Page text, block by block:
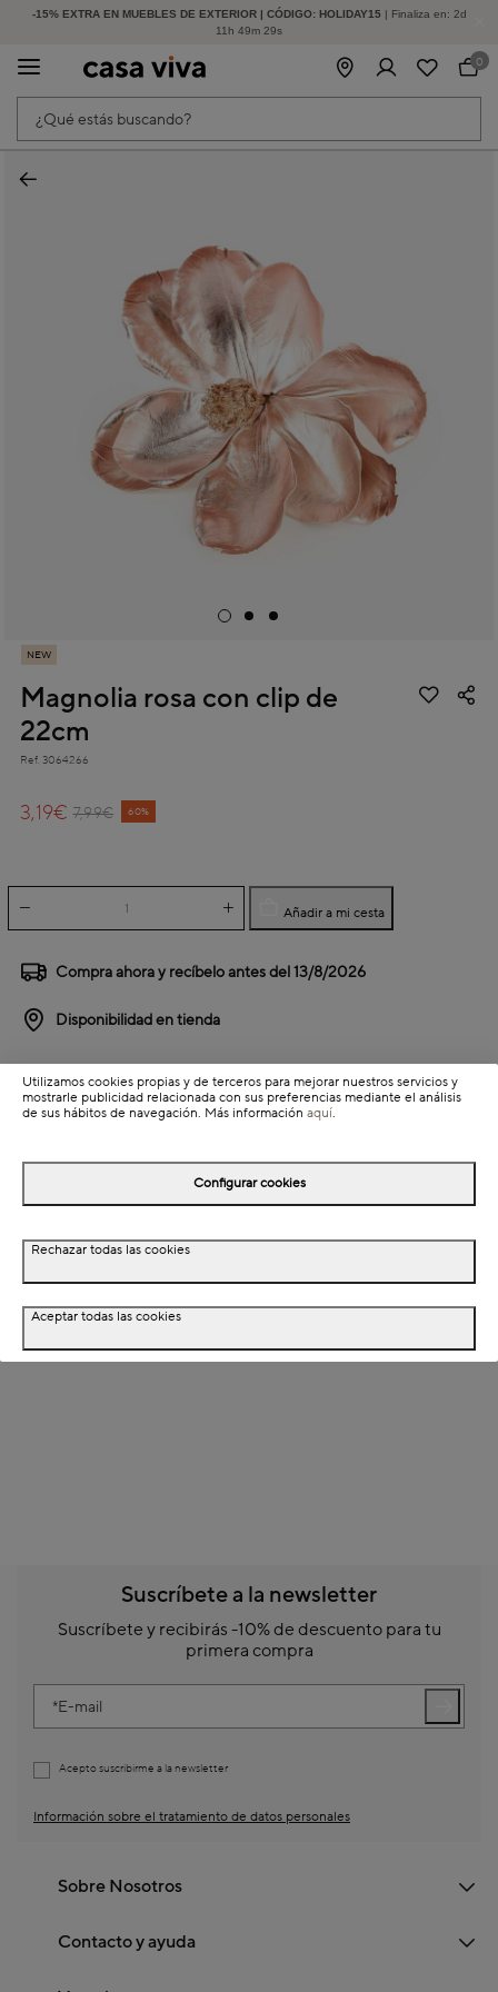
-15% EXTRA EN MUEBLES DE EXTERIOR | CÓDIGO: HOLIDAY15 | Finaliza en: 2d
11h 49m 29s
HASTA -60% DE DESCUENTO | SEGUNDAS REBAJAS
¿Qué estás buscando?
0
NEW
Magnolia rosa con clip de
22cm
Ref. 3064266
Price reduced from
7,99€
to 60%
3,19€
Añadir a mi cesta
Compra ahora y recíbelo antes del13/8/2026
Disponibilidad en tienda
Detalles del producto
Información de envío
Detalles del producto
Descripción
Suscríbete a la newsletter
Suscríbete y recibirás -10% de descuento para tu
primera compra
E-mail
Acepto suscribirme a la newsletter
Información sobre el tratamiento de datos personales
Sobre Nosotros
Contacto y ayuda
Utilizamos cookies propias y de terceros para mejorar nuestros servicios y
mostrarle publicidad relacionada con sus preferencias mediante el análisis
de sus hábitos de navegación. Más información aquí.
Configurar cookies
Rechazar todas las cookies
Aceptar todas las cookies